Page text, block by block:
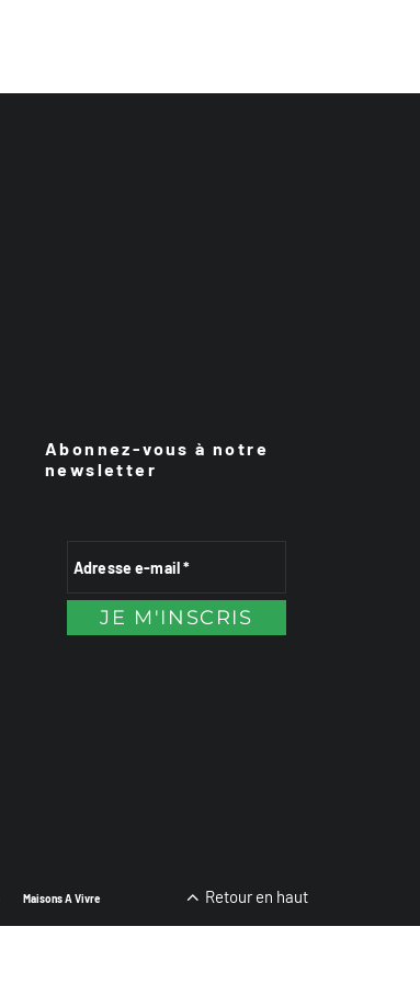
Abonnez-vous à notre
newsletter
Maisons A Vivre Retour en haut